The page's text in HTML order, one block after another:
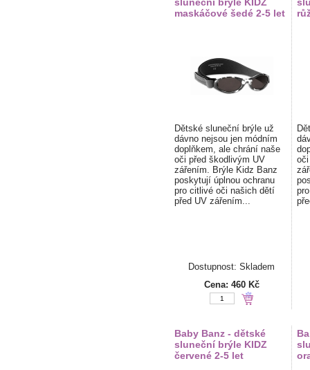
maskáčové šedé 2-5 let
Dětské sluneční brýle už
dávno nejsou jen módním
doplňkem, ale chrání naše
oči před škodlivým UV
zářením. Brýle Kidz Banz
poskytují úplnou ochranu
pro citlivé oči našich dětí
před UV zářením...
Dostupnost: Skladem
Cena: 460 Kč
Baby Banz - dětské
sluneční brýle KIDZ
červené 2-5 let